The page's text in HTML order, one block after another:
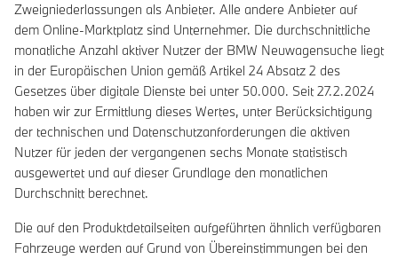
Zweigniederlassungen als Anbieter. Alle andere Anbieter auf
dem Online-Marktplatz sind Unternehmer. Die durchschnittliche
monatliche Anzahl aktiver Nutzer der BMW Neuwagensuche liegt
in der Europäischen Union gemäß Artikel 24 Absatz 2 des
Gesetzes über digitale Dienste bei unter 50.000. Seit 27.2.2024
haben wir zur Ermittlung dieses Wertes, unter Berücksichtigung
der technischen und Datenschutzanforderungen die aktiven
Nutzer für jeden der vergangenen sechs Monate statistisch
ausgewertet und auf dieser Grundlage den monatlichen
Durchschnitt berechnet.
Die auf den Produktdetailseiten aufgeführten ähnlich verfügbaren
Fahrzeuge werden auf Grund von Übereinstimmungen bei den